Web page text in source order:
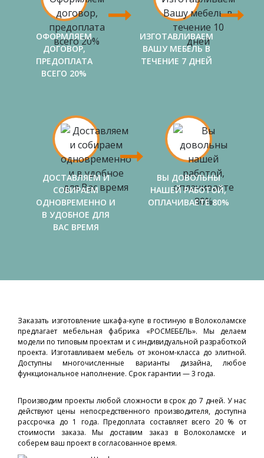
ОФОРМЛЯЕМ
ДОГОВОР,
ПРЕДОПЛАТА
ВСЕГО 20%
ИЗГОТАВЛИВАЕМ
ВАШУ МЕБЕЛЬ В
ТЕЧЕНИЕ 7 ДНЕЙ
ДОСТАВЛЯЕМ И
СОБИРАЕМ
ОДНОВРЕМЕННО И
В УДОБНОЕ ДЛЯ
ВАС ВРЕМЯ
ВЫ ДОВОЛЬНЫ
НАШЕЙ РАБОТОЙ,
ОПЛАЧИВАЕТЕ 80%
Заказать изготовление шкафа-купе в гостиную в Волоколамске
предлагает мебельная фабрика «РОСМЕБЕЛЬ». Мы делаем
модели по типовым проектам и с индивидуальной разработкой
проекта. Изготавливаем мебель от эконом-класса до элитной.
Доступны многочисленные варианты дизайна, любое
функциональное наполнение. Срок гарантии — 3 года.
Производим проекты любой сложности в срок до 7 дней. У нас
действуют цены непосредственного производителя, доступна
рассрочка до 1 года. Предоплата составляет всего 20 % от
стоимости заказа. Мы доставим заказ в Волоколамске и
соберем ваш проект в согласованное время.